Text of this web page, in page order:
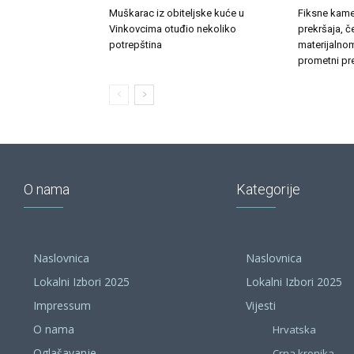
Muškarac iz obiteljske kuće u
Vinkovcima otuđio nekoliko
potrepština
Fiksne
prekršaja,
prometni
O nama
Naslovnica
Lokalni Izbori 2025
Impressum
O nama
Kategorije
Naslovnica
Lokalni Izbori 2025
Vijesti
Hrvatska